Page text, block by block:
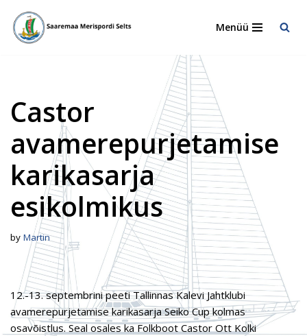
Skip
Menüü
Castor
avamerepurjetamise
karikasarja
esikolmikus
by Martin
12.-13. septembrini peeti Tallinnas Kalevi Jahtklubi
avamerepurjetamise karikasarja Seiko Cup kolmas
osavõistlus. Seal osales ka Folkboot Castor Ott Kolki